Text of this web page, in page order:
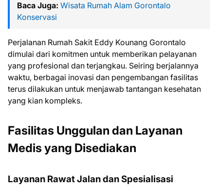
Baca Juga: Wisata Rumah Alam Gorontalo
Konservasi
Perjalanan Rumah Sakit Eddy Kounang Gorontalo
dimulai dari komitmen untuk memberikan pelayanan
yang profesional dan terjangkau. Seiring berjalannya
waktu, berbagai inovasi dan pengembangan fasilitas
terus dilakukan untuk menjawab tantangan kesehatan
yang kian kompleks.
Fasilitas Unggulan dan Layanan
Medis yang Disediakan
Layanan Rawat Jalan dan Spesialisasi